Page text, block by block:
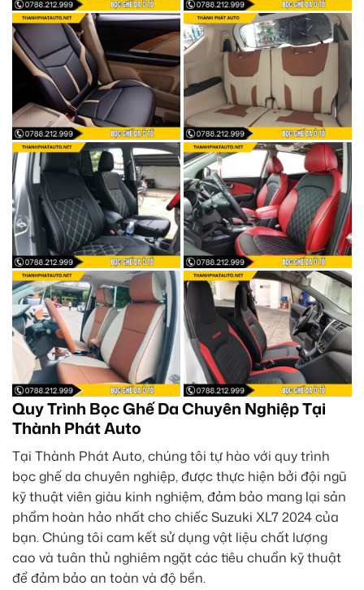
Quy Trình Bọc Ghế Da Chuyên Nghiệp Tại
Thành Phát Auto
Tại Thành Phát Auto, chúng tôi tự hào với quy trình
bọc ghế da chuyên nghiệp, được thực hiện bởi đội ngũ
kỹ thuật viên giàu kinh nghiệm, đảm bảo mang lại sản
phẩm hoàn hảo nhất cho chiếc Suzuki XL7 2024 của
bạn. Chúng tôi cam kết sử dụng vật liệu chất lượng
cao và tuân thủ nghiêm ngặt các tiêu chuẩn kỹ thuật
để đảm bảo an toàn và độ bền.